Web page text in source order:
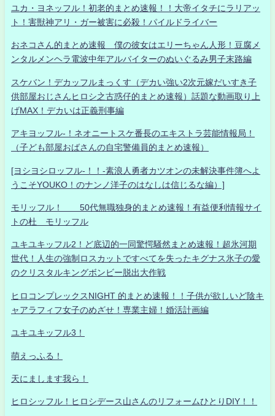
ユカ・ヨネッフル！初老的まとめ速報！！大帝イタチにラリアッ
ト！害獣神アリ・ガー被害に必殺！パイルドライバー
おネコさん的まとめ速報 僕の彼女はエリーちゃん人形！豆腐メ
ンタルメンヘラ電波中年アルバイターのぬいぐるみ男子末路編
スケバン！デカッフルまっくす（デカい強い2次元嫁だいすき子
供部屋おじさんヒロシ之古惑仔的まとめ速報）話題な動画取り上
げMAX！デカいは正義刑事編
アキヨッフル-！ネオニートスケ番長のエキストラ芸能情報局！
（子ども部屋おばさんの自宅警備員的まとめ速報）
[ヨシヨシロッフル-！！-素浪人勇者カツオンの未解決事件簿へよ
うこそYOUKO！のナンノ洋子のはなしは信じるな編）]
モリッフル！ 50代無職独身的まとめ速報！有益便利情報サイ
トの杜 モリッフル
ユキユキッフル2！ど底辺的一同驚愕騒然まとめ速報！超氷河期
世代！人生の強制ロスカットですべてを失ったキグナス氷子の愛
のクリスタルキングボンビー脱出大作戦
ヒロコンプレックスNIGHT 的まとめ速報！！子供が欲しいど陰キ
ャアラフィフ女子のめざせ！専業主婦！婚活計画編
ユキユキッフル3！
萌えっふる！
天にまします我ら！
ヒロシッフル！ヒロシデース山さんのリフォームひとりDIY！！